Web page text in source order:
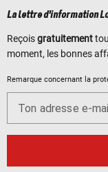
La lettre d'information
Reçoisgratuitement
moment, les bonnes
Remarque concernant la
Ton adresse e-